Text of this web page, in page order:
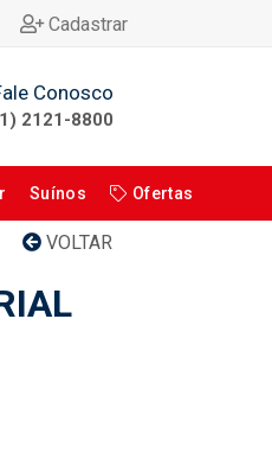
Cadastrar
Conosco
2121-8800
Suínos Ofertas
VOLTAR